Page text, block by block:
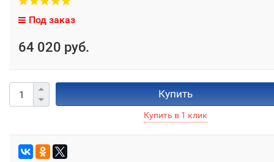
Под заказ
64 020 руб.
Купить